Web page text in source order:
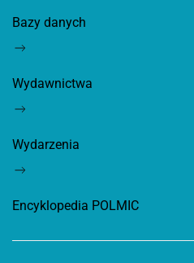
Bazy danych
Wydawnictwa
Wydarzenia
Encyklopedia POLMIC